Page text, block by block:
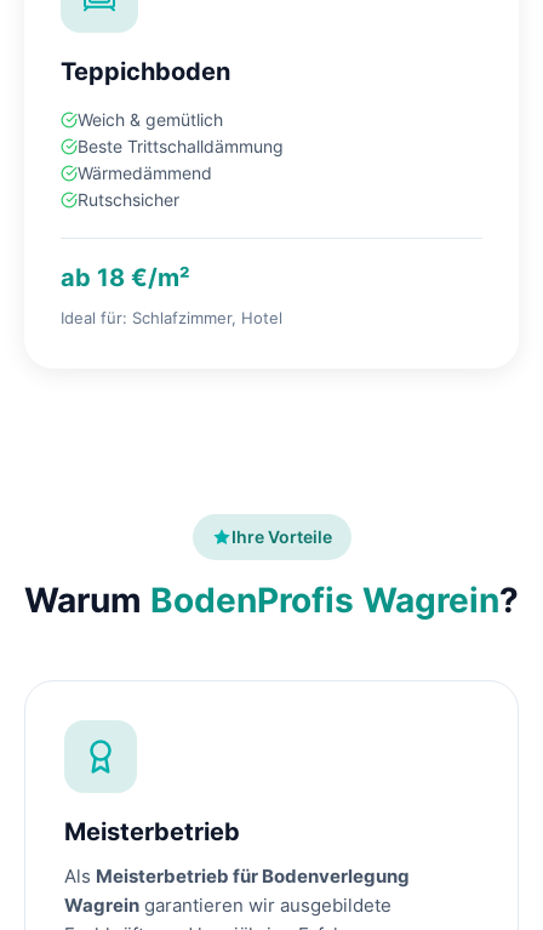
Teppichboden
Weich & gemütlich
Beste Trittschalldämmung
Wärmedämmend
Rutschsicher
ab 18 €/m²
Ideal für: Schlafzimmer, Hotel
Ihre Vorteile
Warum BodenProfis Wagrein?
Meisterbetrieb
Als Meisterbetrieb für Bodenverlegung
Wagrein garantieren wir ausgebildete